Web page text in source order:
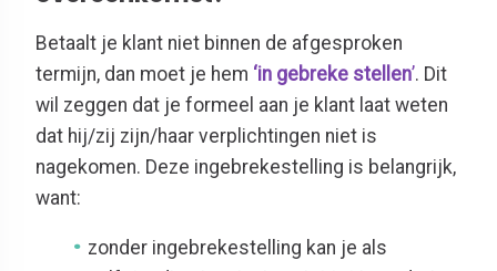
Betaalt je klant niet binnen de afgesproken
termijn, dan moet je hem ‘in gebreke stellen’. Dit
wil zeggen dat je formeel aan je klant laat weten
dat hij/zij zijn/haar verplichtingen niet is
nagekomen. Deze ingebrekestelling is belangrijk,
want:
zonder ingebrekestelling kan je als